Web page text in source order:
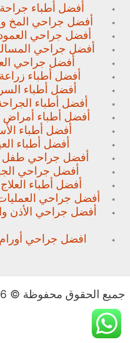
أفضل أطباء
أفضل جراحي المخ
أفضل جراحي
أفضل جراحي
أفضل جراحي
أفضل أطباء
أفضل أطباء
أفضل أطباء
أفضل أطباء أمراض
أفضل أطباء
أفضل أطباء
أفضل جراحي طفل
أفضل جراحي
أفضل أطباء
أفضل جراحي
أفضل جراحي الأذن
افضل جراحي أورام
جميع الحقوق محفوظة © 2026 المرشد للتنسيق الطبي